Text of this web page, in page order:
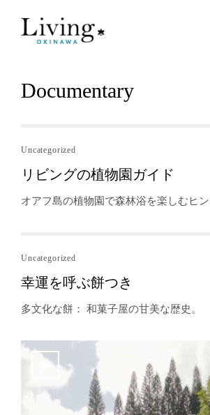
Documentary
Uncategorized
リビングの植物園ガイド
オアフ島の植物園で森林浴を楽しむヒン
Uncategorized
幸運を呼ぶ餅つき
多文化な餅： 和菓子屋の甘美な歴史。